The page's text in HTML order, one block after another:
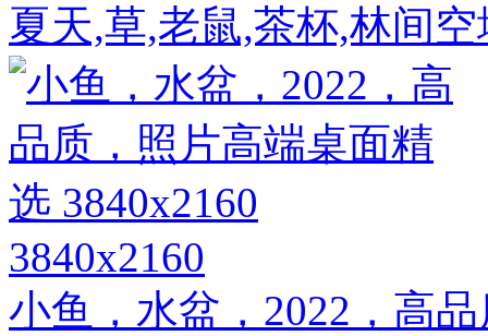
夏天,草,老鼠,茶杯,林间
3840x2160
小鱼，水盆，2022，高